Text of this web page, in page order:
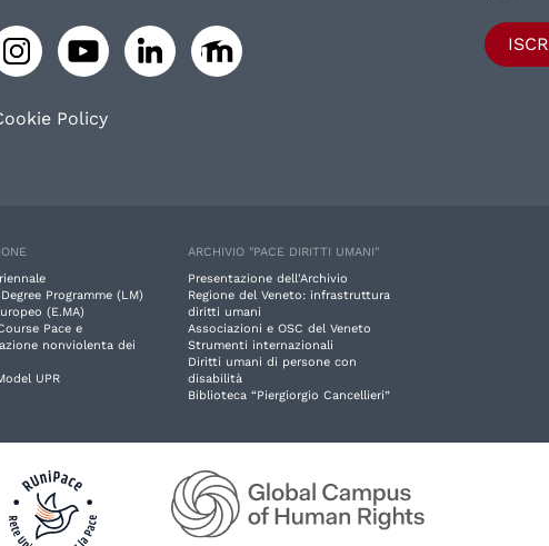
Policy
Degree Programme (LM)
(E.MA)
Pace e
nonviolenta dei
UPR
ARCHIVIO "PACE DIRITTI UMANI"
Presentazione dell'Archivio
Regione del Veneto: infrastruttura
diritti umani
Associazioni e OSC del Veneto
Strumenti internazionali
Diritti umani di persone con
disabilità
Biblioteca “Piergiorgio Cancellieri”